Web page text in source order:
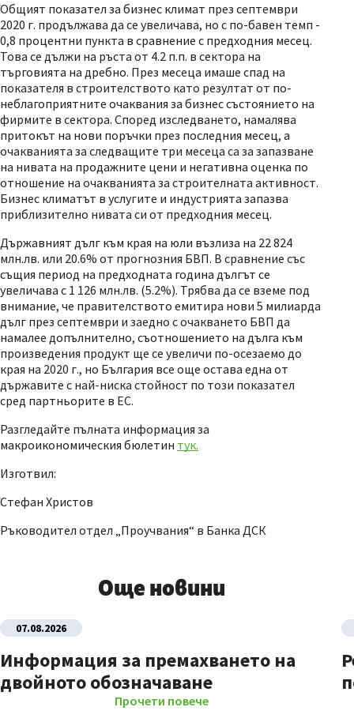
Общият показател за бизнес климат през септември
2020 г. продължава да се увеличава, но с по-бавен темп -
0,8 процентни пункта в сравнение с предходния месец.
Това се дължи на ръста от 4.2 п.п. в сектора на
търговията на дребно. През месеца имаше спад на
показателя в строителството като резултат от по-
неблагоприятните очаквания за бизнес състоянието на
фирмите в сектора. Според изследването, намалява
притокът на нови поръчки през последния месец, а
очакванията за следващите три месеца са за запазване
на нивата на продажните цени и негативна оценка по
отношение на очакванията за строителната активност.
Бизнес климатът в услугите и индустрията запазва
приблизително нивата си от предходния месец.
Държавният дълг към края на юли възлиза на 22 824
млн.лв. или 20.6% от прогнозния БВП. В сравнение със
същия период на предходната година дългът се
увеличава с 1 126 млн.лв. (5.2%). Трябва да се вземе под
внимание, че правителството емитира нови 5 милиарда
дълг през септември и заедно с очакването БВП да
намалее допълнително, съотношението на дълга към
произведения продукт ще се увеличи по-осезаемо до
края на 2020 г., но България все още остава една от
държавите с най-ниска стойност по този показател
сред партньорите в ЕС.
Разгледайте пълната информация за
макроикономическия бюлетин тук.
Изготвил:
Стефан Христов
Ръководител отдел „Проучвания“ в Банка ДСК
Още новини
07.08.2026
Информация за премахването на
двойното обозначаване
Прочети повече